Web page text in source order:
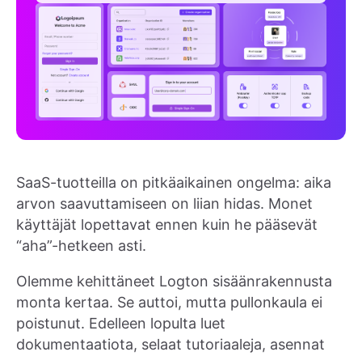
SaaS-tuotteilla on pitkäaikainen ongelma: aika
arvon saavuttamiseen on liian hidas. Monet
käyttäjät lopettavat ennen kuin he pääsevät
“aha”-hetkeen asti.
Olemme kehittäneet Logton sisäänrakennusta
monta kertaa. Se auttoi, mutta pullonkaula ei
poistunut. Edelleen lopulta luet
dokumentaatiota, selaat tutoriaaleja, asennat